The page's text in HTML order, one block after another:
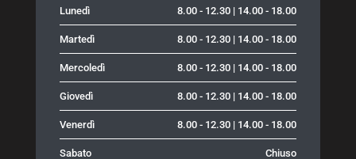
Lunedì 8.00 - 12.30 | 14.00 - 18.00
Martedì 8.00 - 12.30 | 14.00 - 18.00
Mercoledì 8.00 - 12.30 | 14.00 - 18.00
Giovedì 8.00 - 12.30 | 14.00 - 18.00
Venerdì 8.00 - 12.30 | 14.00 - 18.00
Sabato Chiuso